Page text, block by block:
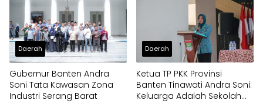
Daerah
Gubernur Banten Andra
Soni Tata Kawasan Zona
Industri Serang Barat
Daerah
Ketua TP PKK Provinsi
Banten Tinawati Andra Soni:
Keluarga Adalah Sekolah